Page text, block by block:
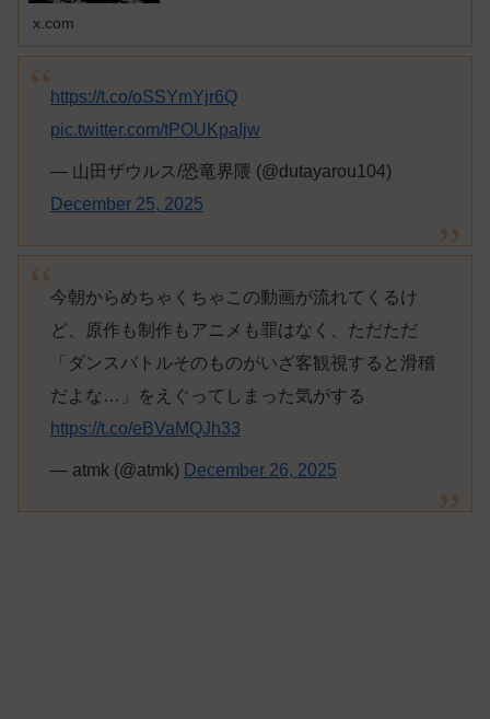
x.com
https://t.co/oSSYmYjr6Q
pic.twitter.com/tPOUKpaIjw
— 山田ザウルス/恐竜界隈 (@dutayarou104)
December 25, 2025
今朝からめちゃくちゃこの動画が流れてくるけ
ど、原作も制作もアニメも罪はなく、ただただ
「ダンスバトルそのものがいざ客観視すると滑稽
だよな…」をえぐってしまった気がする
https://t.co/eBVaMQJh33
— atmk (@atmk) December 26, 2025